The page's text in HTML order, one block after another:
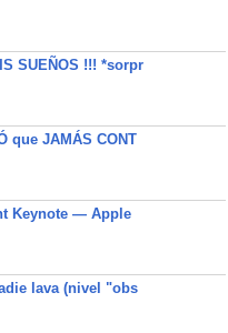
SUEÑOS !!! *sorpr
que JAMÁS CONT
Keynote — Apple
lava (nivel "obs